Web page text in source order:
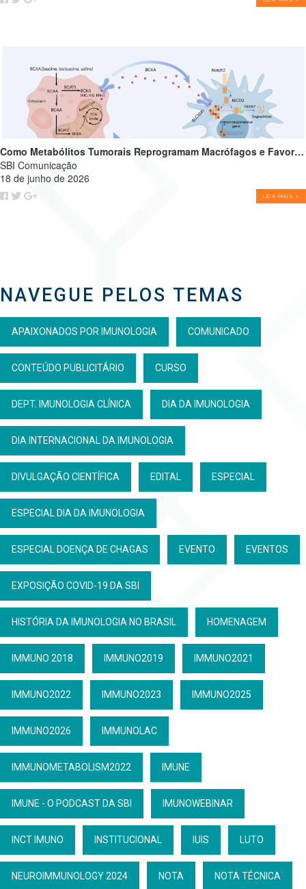
Como Metabólitos Tumorais Reprogramam Macrófagos e Favorecem o Crescimento Tumoral
SBI Comunicação
18 de junho de 2026
LEIA MAIS >
NAVEGUE PELOS TEMAS
APAIXONADOS POR IMUNOLOGIA COMUNICADO
CONTEÚDO PUBLICITÁRIO CURSO
DEPT. IMUNOLOGIA CLÍNICA DIA DA IMUNOLOGIA
DIA INTERNACIONAL DA IMUNOLOGIA
DIVULGAÇÃO CIENTÍFICA EDITAL ESPECIAL
ESPECIAL DIA DA IMUNOLOGIA
ESPECIAL DOENÇA DE CHAGAS EVENTO EVENTOS
EXPOSIÇÃO COVID-19 DA SBI
HISTÓRIA DA IMUNOLOGIA NO BRASIL HOMENAGEM
IMMUNO 2018 IMMUNO2019 IMMUNO2021
IMMUNO2022 IMMUNO2023 IMMUNO2025
IMMUNO2026 IMMUNOLAC
IMMUNOMETABOLISM2022 IMUNE
IMUNE - O PODCAST DA SBI IMUNOWEBINAR
INCT IMUNO INSTITUCIONAL IUIS LUTO
NEUROIMMUNOLOGY 2024 NOTA NOTA TÉCNICA